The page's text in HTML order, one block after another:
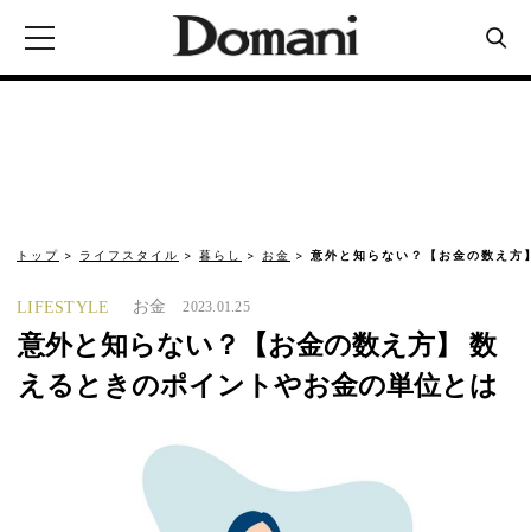
トップ ライフスタイル 暮らし お金 意外と知らない？【お金の数え
LIFESTYLE お金 2023.01.25
意外と知らない？【お金の数え方】 数
えるときのポイントやお金の単位とは